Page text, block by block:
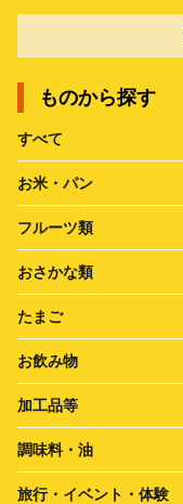
ものから探す
すべて
お米・パン
フルーツ類
おさかな類
たまご
お飲み物
加工品等
調味料・油
旅行・イベント・体験